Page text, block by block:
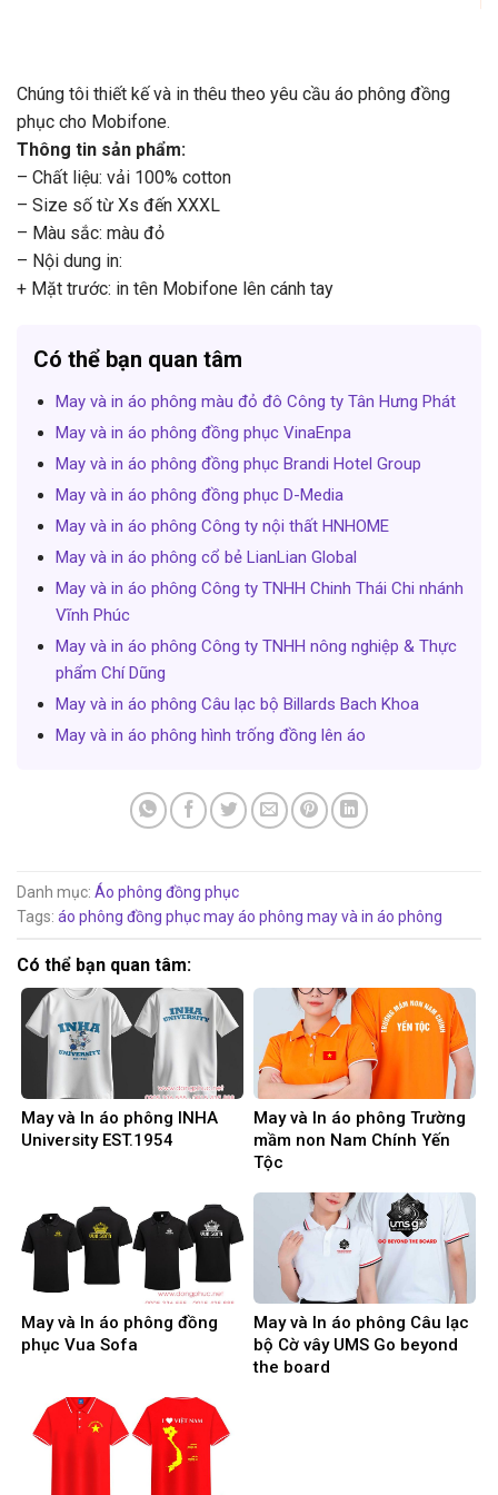
Chúng tôi thiết kế và in thêu theo yêu cầu áo phông đồng
phục cho Mobifone.
Thông tin sản phẩm:
– Chất liệu: vải 100% cotton
– Size số từ Xs đến XXXL
– Màu sắc: màu đỏ
– Nội dung in:
+ Mặt trước: in tên Mobifone lên cánh tay
Có thể bạn quan tâm
May và in áo phông màu đỏ đô Công ty Tân Hưng Phát
May và in áo phông đồng phục VinaEnpa
May và in áo phông đồng phục Brandi Hotel Group
May và in áo phông đồng phục D-Media
May và in áo phông Công ty nội thất HNHOME
May và in áo phông cổ bẻ LianLian Global
May và in áo phông Công ty TNHH Chinh Thái Chi nhánh
Vĩnh Phúc
May và in áo phông Công ty TNHH nông nghiệp & Thực
phẩm Chí Dũng
May và in áo phông Câu lạc bộ Billards Bach Khoa
May và in áo phông hình trống đồng lên áo
Danh mục: Áo phông đồng phục
Tags: áo phông đồng phụcmay áo phông may và in áo phông
Có thể bạn quan tâm:
May và In áo phông INHA
University EST.1954
May và In áo phông Trường
mầm non Nam Chính Yến
Tộc
May và In áo phông đồng
phục Vua Sofa
May và In áo phông Câu lạc
bộ Cờ vây UMS Go beyond
the board